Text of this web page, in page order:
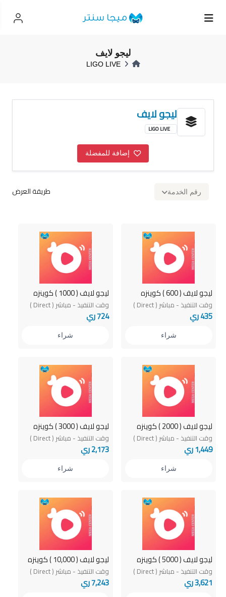
ليجو لايف
LIGO LIVE
ليجو لايف
إضافة للمفضلة
رقم الخدمة طريقة العرض
ليجو لايف ( 600 ) كوينزه
وقت التنفيذ - مباشر ( Direct )
435 ري
شراء
ليجو لايف ( 1000 ) كوينزه
وقت التنفيذ - مباشر ( Direct )
724 ري
شراء
ليجو لايف ( 2000 ) كوينزه
وقت التنفيذ - مباشر ( Direct )
1,449 ري
شراء
ليجو لايف ( 3000 ) كوينزه
وقت التنفيذ - مباشر ( Direct )
2,173 ري
شراء
ليجو لايف ( 5000 ) كوينزه
وقت التنفيذ - مباشر ( Direct )
3,621 ري
ليجو لايف ( 10,000 ) كوينزه
وقت التنفيذ - مباشر ( Direct )
7,243 ري